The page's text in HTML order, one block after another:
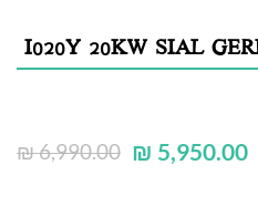
₪6,990.00 ₪ 5,950.00